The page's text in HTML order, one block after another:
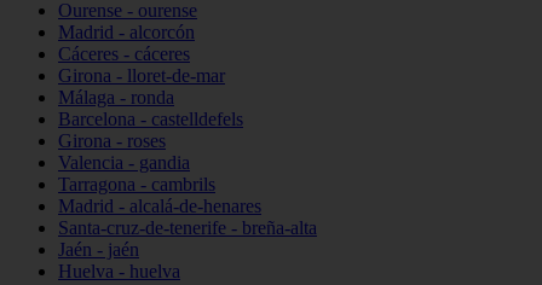
Ourense - ourense
Madrid - alcorcón
Cáceres - cáceres
Girona - lloret-de-mar
Málaga - ronda
Barcelona - castelldefels
Girona - roses
Valencia - gandia
Tarragona - cambrils
Madrid - alcalá-de-henares
Santa-cruz-de-tenerife - breña-alta
Jaén - jaén
Huelva - huelva